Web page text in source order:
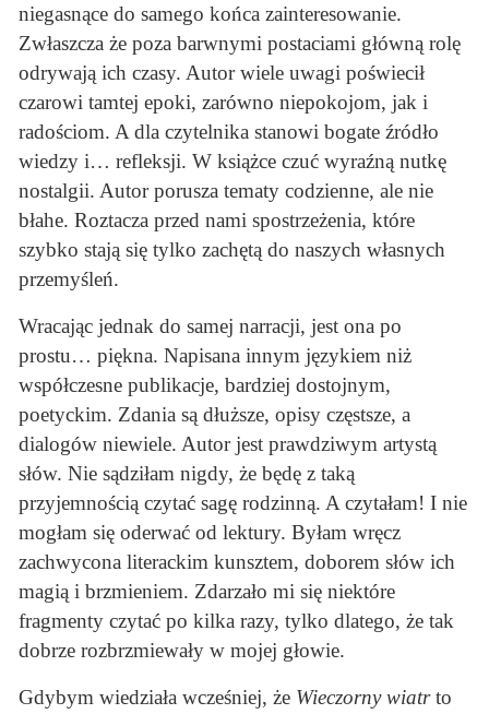
niegasnące do samego końca zainteresowanie.
Zwłaszcza że poza barwnymi postaciami główną rolę
odrywają ich czasy. Autor wiele uwagi poświecił
czarowi tamtej epoki, zarówno niepokojom, jak i
radościom. A dla czytelnika stanowi bogate źródło
wiedzy i… refleksji. W książce czuć wyraźną nutkę
nostalgii. Autor porusza tematy codzienne, ale nie
błahe. Roztacza przed nami spostrzeżenia, które
szybko stają się tylko zachętą do naszych własnych
przemyśleń.
Wracając jednak do samej narracji, jest ona po
prostu… piękna. Napisana innym językiem niż
współczesne publikacje, bardziej dostojnym,
poetyckim. Zdania są dłuższe, opisy częstsze, a
dialogów niewiele. Autor jest prawdziwym artystą
słów. Nie sądziłam nigdy, że będę z taką
przyjemnością czytać sagę rodzinną. A czytałam! I nie
mogłam się oderwać od lektury. Byłam wręcz
zachwycona literackim kunsztem, doborem słów ich
magią i brzmieniem. Zdarzało mi się niektóre
fragmenty czytać po kilka razy, tylko dlatego, że tak
dobrze rozbrzmiewały w mojej głowie.
Gdybym wiedziała wcześniej, że Wieczorny wiatrto